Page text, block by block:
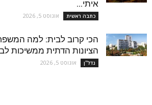
איתי...
כתבה ראשית אוגוסט 5, 2026
הכי קרוב לבית: למה
הציונות הדתית ממשיכות
נדל''ן אוגוסט 5, 2026